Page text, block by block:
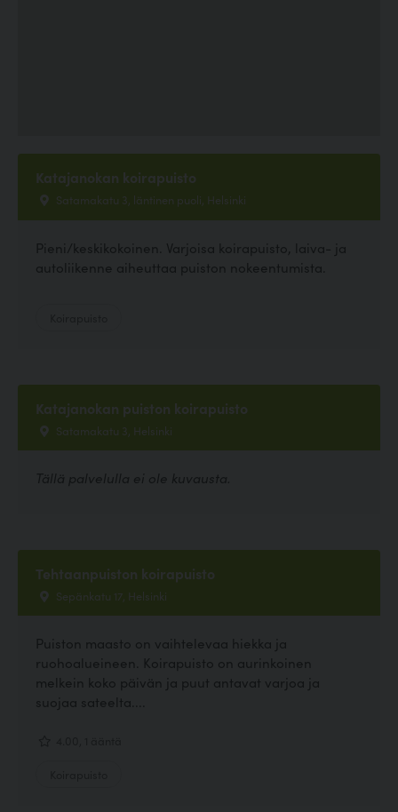
Katajanokan koirapuisto
Satamakatu 3, läntinen puoli, Helsinki
Pieni/keskikokoinen. Varjoisa koirapuisto, laiva- ja
autoliikenne aiheuttaa puiston nokeentumista.
Katajanokan puiston koirapuisto
Satamakatu 3, Helsinki
Tällä palvelulla ei ole kuvausta.
Tehtaanpuiston koirapuisto
Sepänkatu 17, Helsinki
Puiston maasto on vaihtelevaa hiekka ja
ruohoalueineen. Koirapuisto on aurinkoinen
melkein koko päivän ja puut antavat varjoa ja
suojaa sateelta....